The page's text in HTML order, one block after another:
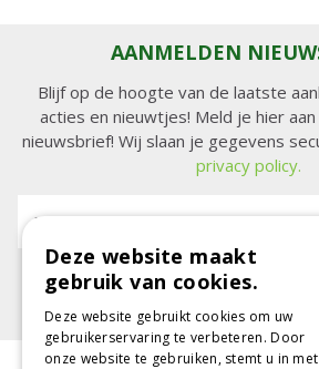
AANMELDEN
Blijf op de hoogte van de laatste
acties en nieuwtjes! Meld je hier
nieuwsbrief! Wij slaan je gegevens
privacy policy.
E-mailadres:
Deze website maakt
gebruik van cookies.
Deze website gebruikt cookies om uw
gebruikerservaring te verbeteren. Door
onze website te gebruiken, stemt u in met